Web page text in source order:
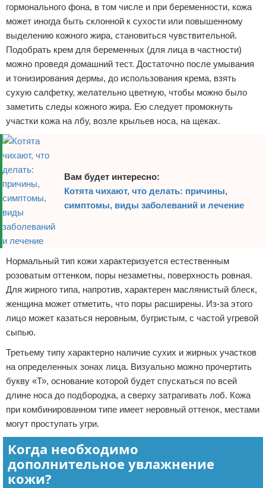
гормонального фона, в том числе и при беременности, кожа
может иногда быть склонной к сухости или повышенному
выделению кожного жира, становиться чувствительной.
Подобрать крем для беременных (для лица в частности)
можно проведя домашний тест. Достаточно после умывания
и тонизирования дермы, до использования крема, взять
сухую салфетку, желательно цветную, чтобы можно было
заметить следы кожного жира. Ею следует промокнуть
участки кожа на лбу, возле крыльев носа, на щеках.
Вам будет интересно:
Котята чихают, что делать: причины,
симптомы, виды заболеваний и лечение
Нормальный тип кожи характеризуется естественным
розоватым оттенком, поры незаметны, поверхность ровная.
Для жирного типа, напротив, характерен маслянистый блеск,
женщина может отметить, что поры расширены. Из-за этого
лицо может казаться неровным, бугристым, с частой угревой
сыпью.
Третьему типу характерно наличие сухих и жирных участков
на определенных зонах лица. Визуально можно прочертить
букву «Т», основание которой будет спускаться по всей
длине носа до подбородка, а сверху затрагивать лоб. Кожа
при комбинированном типе имеет неровный оттенок, местами
могут проступать угри.
Когда необходимо
дополнительное увлажнение
кожи?